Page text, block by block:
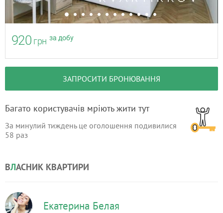
920 грн за добу
ЗАПРОСИТИ БРОНЮВАННЯ
Багато користувачів мріють жити тут
За минулий тиждень це оголошення подивилися
58 раз
ВЛАСНИК КВАРТИРИ
Екатерина Белая